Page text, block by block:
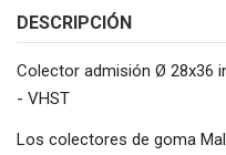
DESCRIPCIÓN
Colector admisión Ø 28x36
- VHST
Los colectores de goma